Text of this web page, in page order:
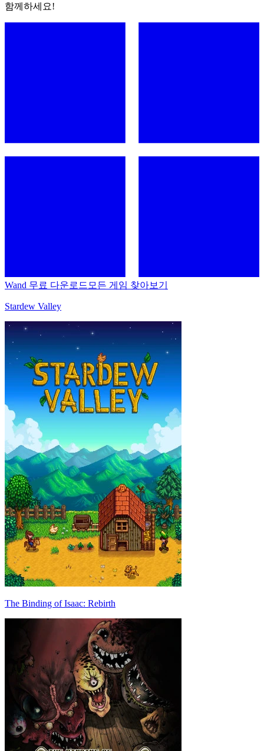
함께하세요!
Wand 무료 다운로드 모든 게임 찾아보기
Stardew Valley
The Binding of Isaac: Rebirth